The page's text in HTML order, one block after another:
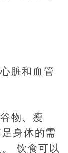
脏和血管
物、瘦
身体的需
饮食可以